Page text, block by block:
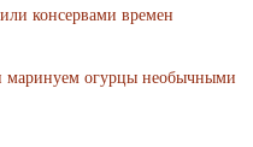
консервами времен
маринуем огурцы необычными